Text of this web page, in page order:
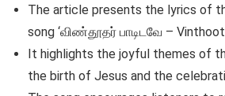
The article presents the lyrics of
song ‘விண்தூதர் பாடிடவே –
It highlights the joyful themes of
the birth of Jesus and the